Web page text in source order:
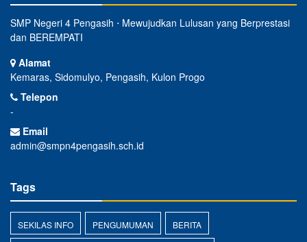
SMP Negeri 4 Pengasih ⋅ Mewujudkan Lulusan yang Berprestasi
dan BEREMPATI
Alamat
Kemaras, Sidomulyo, Pengasih, Kulon Progo
Telepon
-
Email
admin@smpn4pengasih.sch.id
Tags
SEKILAS INFO PENGUMUMAN BERITA